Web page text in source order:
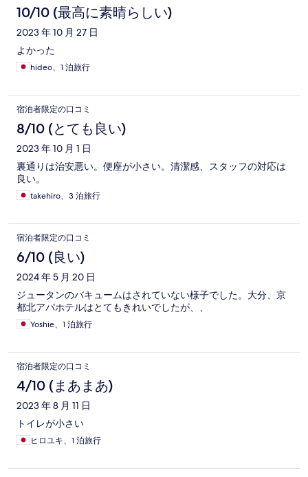
10/10 (最高に素晴らしい)
2023 年 10 月 27 日
よかった
hideo、1 泊旅行
宿泊者限定の口コミ
8/10 (とても良い)
2023 年 10 月 1 日
裏通りは治安悪い。便座が小さい。清潔感、スタッフの対応は
良い。
takehiro、3 泊旅行
宿泊者限定の口コミ
6/10 (良い)
2024 年 5 月 20 日
ジュータンのバキュームはされていない様子でした。大分、京
都北アパホテルはとてもきれいでしたが、、
Yoshie、1 泊旅行
宿泊者限定の口コミ
4/10 (まあまあ)
2023 年 8 月 11 日
トイレが小さい
ヒロユキ、1 泊旅行